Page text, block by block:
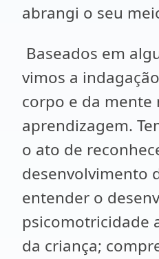
abrangi o seu
Baseados em
vimos a
corpo e da mente
aprendizagem.
o ato de
desenvolvimento
entender o
psicomotricidade
da criança;